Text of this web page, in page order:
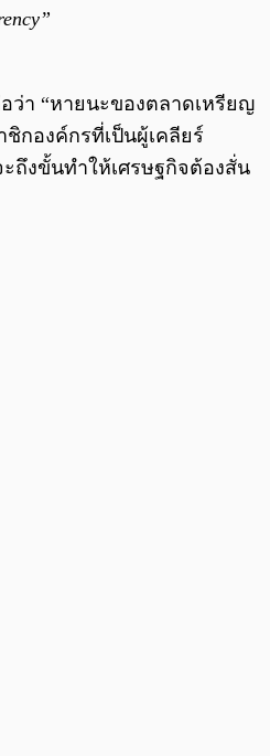
ว่า “หายนะของตลาดเหรียญ
ชิกองค์กรที่เป็นผู้เคลียร์
ถึงขั้นทำให้เศรษฐกิจต้องสั่น